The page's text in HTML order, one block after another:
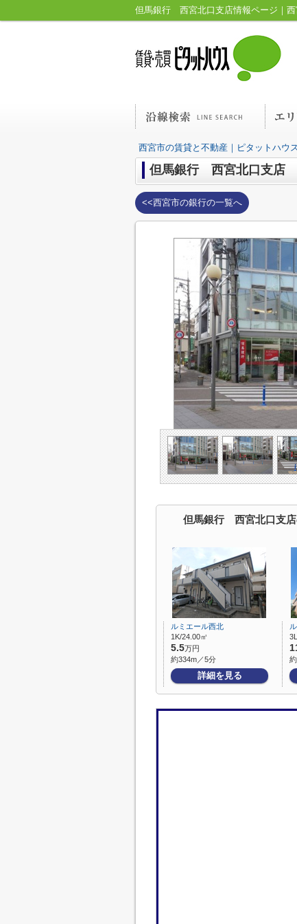
但馬銀行 西宮北口支店情報ページ｜
西宮市の賃貸と不動産｜ピタットハウ
但馬銀行 西宮北口支店
<<西宮市の銀行の一覧へ
但馬銀行 西宮北口支店
ルミエール西北
1K/24.00㎡
5.5万円
約334m／5分
詳細を見る